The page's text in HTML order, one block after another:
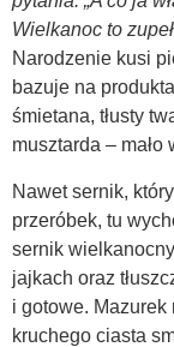
Wielkanoc to
Narodzenie kusi
bazuje na
śmietana, tłusty
musztarda – mało
Nawet sernik,
przeróbek, tu
sernik
jajkach oraz
i gotowe.
kruchego ciasta